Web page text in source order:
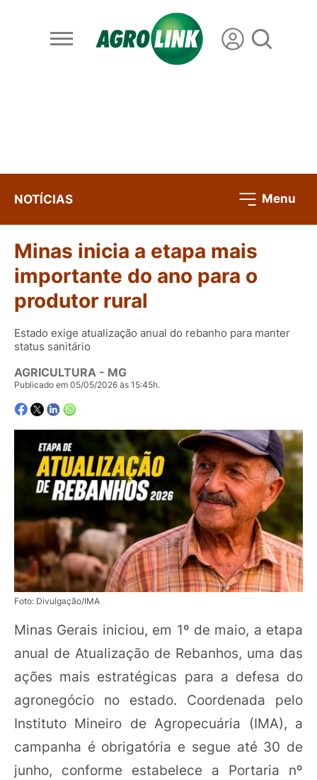
NOTÍCIAS Menu
Minas inicia a etapa mais
importante do ano para o
produtor rural
Estado exige atualização anual do rebanho para manter
status sanitário
AGRICULTURA - MG
Publicado em 05/05/2026 às 15:45h.
Foto: Divulgação/IMA
Minas Gerais iniciou, em 1º de maio, a etapa
anual de Atualização de Rebanhos, uma das
ações mais estratégicas para a defesa do
agronegócio no estado. Coordenada pelo
Instituto Mineiro de Agropecuária (IMA), a
campanha é obrigatória e segue até 30 de
junho, conforme estabelece a Portaria nº